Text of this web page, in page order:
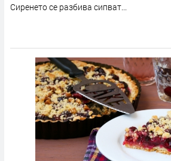
Сиренето се разбива сипват...